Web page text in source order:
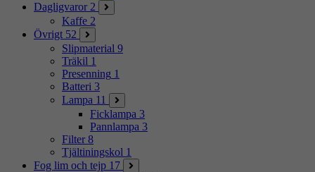
Dagligvaror 2
Kaffe 2
Övrigt 52
Slipmaterial 9
Träkil 1
Presenning 1
Batteri 3
Lampa 11
Ficklampa 3
Pannlampa 3
Filter 8
Tjältiningskol 1
Fog lim och tejp 17